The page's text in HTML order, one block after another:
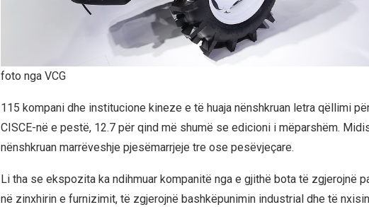
foto nga VCG
115 kompani dhe institucione kineze e të huaja nënshkruan letra qëllimi
CISCE-në e pestë, 12.7 për qind më shumë se edicioni i mëparshëm.
nënshkruan marrëveshje pjesëmarrjeje tre ose pesëvjeçare.
Li tha se ekspozita ka ndihmuar kompanitë nga e gjithë bota të zgjerojnë
në zinxhirin e furnizimit, të zgjerojnë bashkëpunimin industrial dhe të